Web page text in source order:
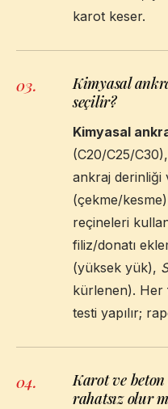
karot keser.
03.
Kimyasal
seçilir?
Kimyasal
(C20/C25/
ankraj derinliği
(çekme/
reçineleri
filiz/donatı
(yüksek yük),
kürlenen). Her
testi yapılır;
04.
Karot ve
rahatsız olur